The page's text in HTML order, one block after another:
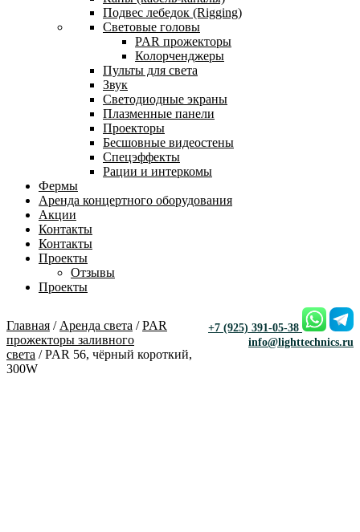
Подвес лебедок (Rigging)
Световые головы
PAR прожекторы
Колорченджеры
Пульты для света
Звук
Светодиодные экраны
Плазменные панели
Проекторы
Бесшовные видеостены
Спецэффекты
Рации и интеркомы
Фермы
Аренда концертного оборудования
Акции
Контакты
Контакты
Проекты
Отзывы
Проекты
+7 (925) 391-05-38
info@lighttechnics.ru
Главная /Аренда света /PAR
прожекторы заливного
света / PAR 56, чёрный короткий,
300W